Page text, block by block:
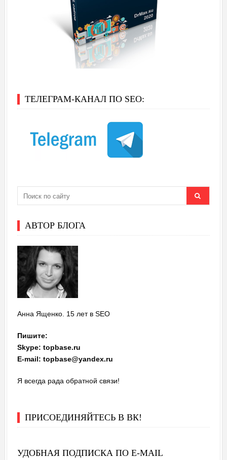
ТЕЛЕГРАМ-КАНАЛ ПО SEO:
АВТОР БЛОГА
Анна Ященко. 15 лет в SEO
Пишите:
Skype: topbase.ru
E-mail: topbase@yandex.ru
Я всегда рада обратной связи!
ПРИСОЕДИНЯЙТЕСЬ В ВК!
УДОБНАЯ ПОДПИСКА ПО E-MAIL